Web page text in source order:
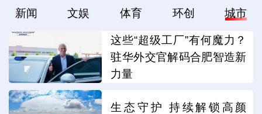
新闻 文娱 体育 环创 城市
这些“超级工厂”有何魔力？
驻华外交官解码合肥智造新
力量
生态守护 持续解锁高颜